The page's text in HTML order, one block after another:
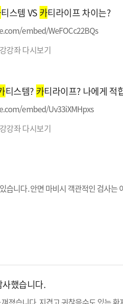
티스템 VS 카티라이프 차이는?
embed/WeFOCc22BQs
강좌 다시보기
티스템? 카티라이프? 나에게 적
embed/Uv33iXMHpxs
강좌 다시보기
니다. 안면 마비시 객관적인 검사는
했습니다.